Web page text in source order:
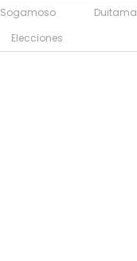
Sogamoso Duitama
Elecciones